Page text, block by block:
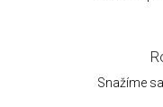
Snažíme